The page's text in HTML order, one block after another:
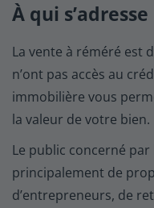
À qui
La vente à réméré est
n’ont pas accès au
immobilière vous
la valeur de votre bien.
Le public concerné
principalement de
d’entrepreneurs, de